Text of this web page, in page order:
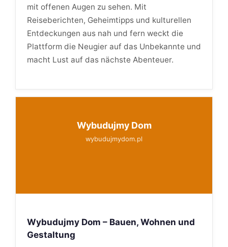
mit offenen Augen zu sehen. Mit
Reiseberichten, Geheimtipps und kulturellen
Entdeckungen aus nah und fern weckt die
Plattform die Neugier auf das Unbekannte und
macht Lust auf das nächste Abenteuer.
Wybudujmy Dom
wybudujmydom.pl
Wybudujmy Dom – Bauen, Wohnen und
Gestaltung